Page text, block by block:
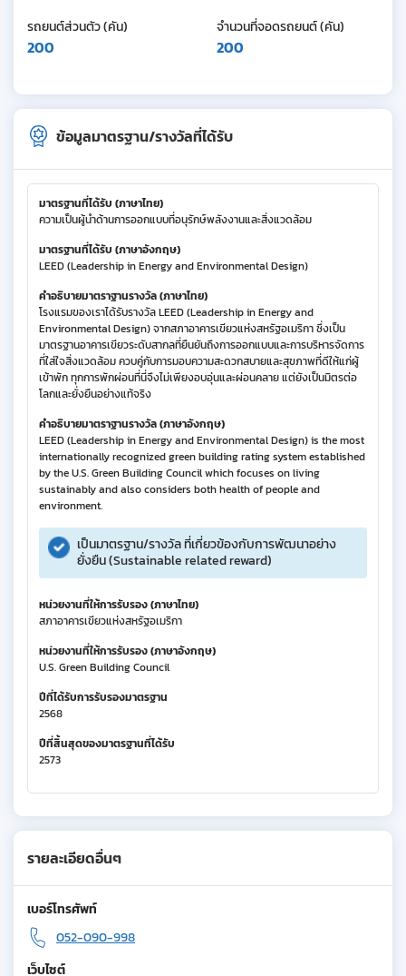
รถยนต์ส่วนตัว (คัน)
200
จำนวนที่จอดรถยนต์ (คัน)
200
ข้อมูลมาตรฐาน/รางวัลที่ได้รับ
มาตรฐานที่ได้รับ (ภาษาไทย)
ความเป็นผู้นำด้านการออกแบบที่อนุรักษ์พลังงานและสิ่งแวดล้อม
มาตรฐานที่ได้รับ (ภาษาอังกฤษ)
LEED (Leadership in Energy and Environmental Design)
คำอธิบายมาตราฐานรางวัล (ภาษาไทย)
โรงแรมของเราได้รับรางวัล LEED (Leadership in Energy and
Environmental Design) จากสภาอาคารเขียวแห่งสหรัฐอเมริกา ซึ่งเป็น
มาตรฐานอาคารเขียวระดับสากลที่ยืนยันถึงการออกแบบและการบริหารจัดการ
ที่ใส่ใจสิ่งแวดล้อม ควบคู่กับการมอบความสะดวกสบายและสุขภาพที่ดีให้แก่ผู้
เข้าพัก ทุกการพักผ่อนที่นี่จึงไม่เพียงอบอุ่นและผ่อนคลาย แต่ยังเป็นมิตรต่อ
โลกและยั่งยืนอย่างแท้จริง
คำอธิบายมาตราฐานรางวัล (ภาษาอังกฤษ)
LEED (Leadership in Energy and Environmental Design) is the most
internationally recognized green building rating system established
by the U.S. Green Building Council which focuses on living
sustainably and also considers both health of people and
environment.
เป็นมาตรฐาน/รางวัล ที่เกี่ยวข้องกับการพัฒนาอย่าง
ยั่งยืน (Sustainable related reward)
หน่วยงานที่ให้การรับรอง (ภาษาไทย)
สภาอาคารเขียวแห่งสหรัฐอเมริกา
หน่วยงานที่ให้การรับรอง (ภาษาอังกฤษ)
U.S. Green Building Council
ปีที่ได้รับการรับรองมาตรฐาน
2568
ปีที่สิ้นสุดของมาตรฐานที่ได้รับ
2573
รายละเอียดอื่นๆ
เบอร์โทรศัพท์
052-090-998
เว็บไซต์